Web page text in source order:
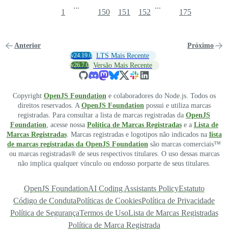
Anterior
1
...
150 151 152
...
175
Próximo
v24.19.0 LTS Mais Recente
v26.7.0 Versão Mais Recente
Copyright OpenJS Foundation e colaboradores do Node.js. Todos os
direitos reservados. A OpenJS Foundation possui e utiliza marcas
registradas. Para consultar a lista de marcas registradas da OpenJS
Foundation , acesse nossa Política de Marcas Registradase a Lista de
Marcas Registradas. Marcas registradas e logotipos não indicados na lista
de marcas registradas da OpenJS Foundation são marcas comerciais™
ou marcas registradas® de seus respectivos titulares. O uso dessas marcas
não implica qualquer vínculo ou endosso porparte de seus titulares.
OpenJS FoundationAI Coding Assistants PolicyEstatuto
Código de CondutaPolíticas de CookiesPolítica de Privacidade
Política de SegurançaTermos de UsoLista de Marcas Registradas
Política de Marca Registrada